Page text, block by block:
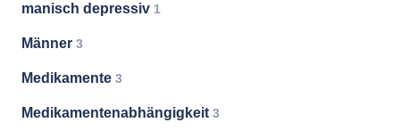
manisch depressiv 1
Männer 3
Medikamente 3
Medikamentenabhängigkeit 3